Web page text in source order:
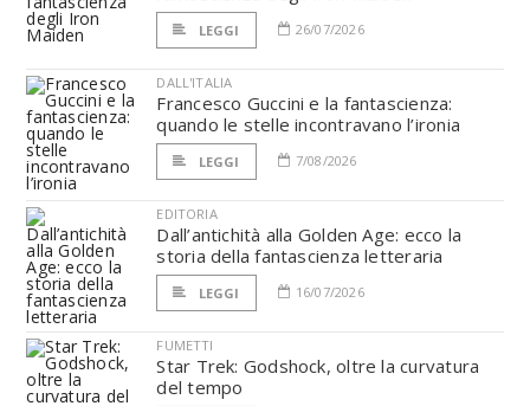
LEGGI 26/07/2026
DALL'ITALIA
Francesco Guccini e la fantascienza:
quando le stelle incontravano l’ironia
LEGGI 7/08/2026
EDITORIA
Dall’antichità alla Golden Age: ecco la
storia della fantascienza letteraria
LEGGI 16/07/2026
FUMETTI
Star Trek: Godshock, oltre la curvatura
del tempo